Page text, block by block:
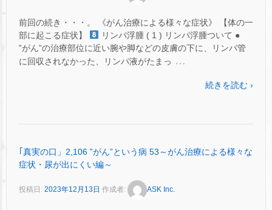
前回の続き・・・。 《がん治療による様々な症状》 【体の一
部に起こる症状】
リンパ浮腫 ( 1 ) リンパ浮腫ついて ●
‟がん”の治療部位に近い腕や脚などの皮膚の下に、リンパ管
に回収されなかった、リンパ液がたまっ …
続きを読む ›
｢真実の口」2,106 ‟がん”という病 53～がん治療による様々な
症状・尿が出にくい編～
投稿日: 2023年12月13日 作成者: ASK Inc.